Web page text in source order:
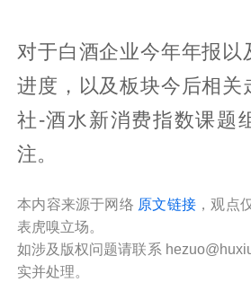
对于白酒企业今年年报以
进度，以及板块今后相关
社-酒水新消费指数课题
注。
本内容来源于网络 原文链接 ，观点
表虎嗅立场。
如涉及版权问题请联系
实并处理。